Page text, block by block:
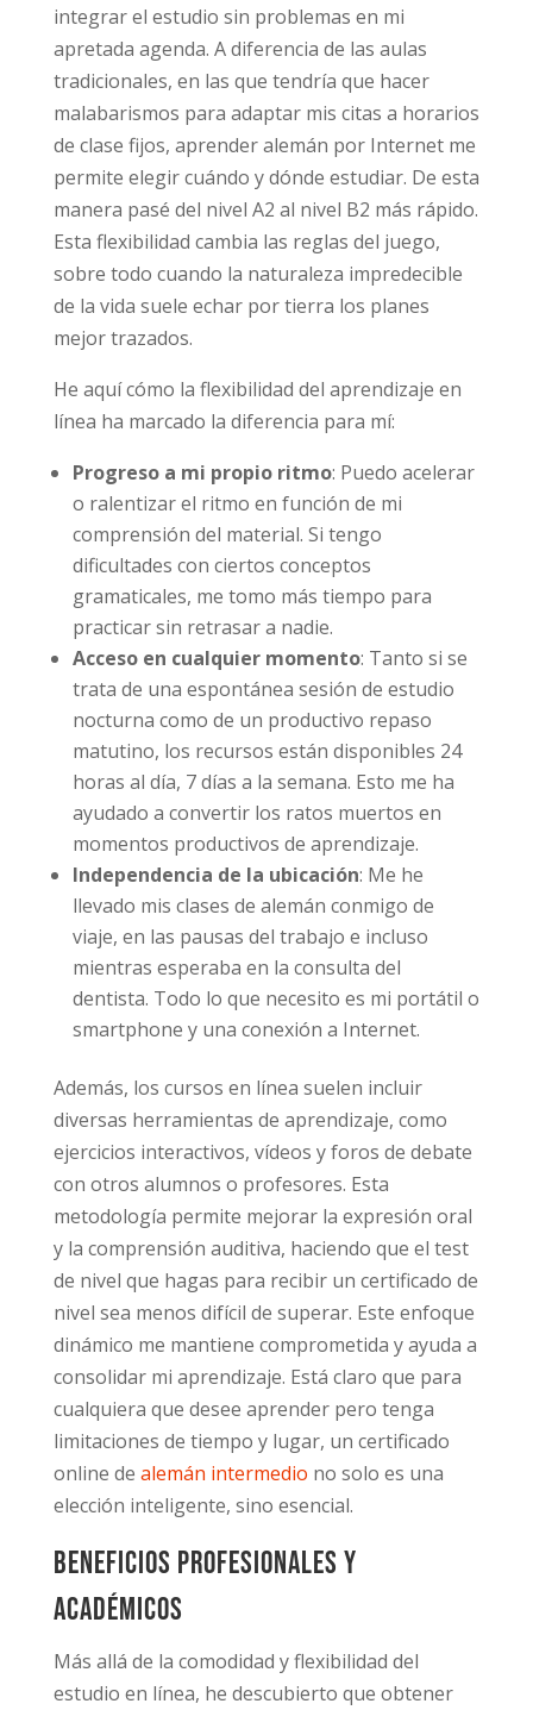
integrar el estudio sin problemas en mi
apretada agenda. A diferencia de las aulas
tradicionales, en las que tendría que hacer
malabarismos para adaptar mis citas a horarios
de clase fijos, aprender alemán por Internet me
permite elegir cuándo y dónde estudiar. De esta
manera pasé del nivel A2 al nivel B2 más rápido.
Esta flexibilidad cambia las reglas del juego,
sobre todo cuando la naturaleza impredecible
de la vida suele echar por tierra los planes
mejor trazados.
He aquí cómo la flexibilidad del aprendizaje en
línea ha marcado la diferencia para mí:
Progreso a mi propio ritmo: Puedo acelerar
o ralentizar el ritmo en función de mi
comprensión del material. Si tengo
dificultades con ciertos conceptos
gramaticales, me tomo más tiempo para
practicar sin retrasar a nadie.
Acceso en cualquier momento: Tanto si se
trata de una espontánea sesión de estudio
nocturna como de un productivo repaso
matutino, los recursos están disponibles 24
horas al día, 7 días a la semana. Esto me ha
ayudado a convertir los ratos muertos en
momentos productivos de aprendizaje.
Independencia de la ubicación: Me he
llevado mis clases de alemán conmigo de
viaje, en las pausas del trabajo e incluso
mientras esperaba en la consulta del
dentista. Todo lo que necesito es mi portátil o
smartphone y una conexión a Internet.
Además, los cursos en línea suelen incluir
diversas herramientas de aprendizaje, como
ejercicios interactivos, vídeos y foros de debate
con otros alumnos o profesores. Esta
metodología permite mejorar la expresión oral
y la comprensión auditiva, haciendo que el test
de nivel que hagas para recibir un certificado de
nivel sea menos difícil de superar. Este enfoque
dinámico me mantiene comprometida y ayuda a
consolidar mi aprendizaje. Está claro que para
cualquiera que desee aprender pero tenga
limitaciones de tiempo y lugar, un certificado
online de alemán intermedio no solo es una
elección inteligente, sino esencial.
Beneficios profesionales y
académicos
Más allá de la comodidad y flexibilidad del
estudio en línea, he descubierto que obtener